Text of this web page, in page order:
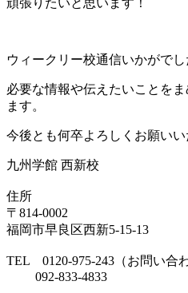
頑張りたいと思います！
ウィークリー校通信いかがでし
必要な情報や伝えたいことを
ます。
今後とも何卒よろしくお願いい
九州学館 西新校
住所
〒814-0002
福岡市早良区西新5-15-13
TEL 0120-975-243（お問い合
092-833-4833